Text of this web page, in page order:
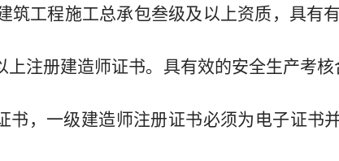
筑工程施工总承包叁级及以上资质，具有
上注册建造师证书。具有效的安全生产考
书，一级建造师注册证书必须为电子证书